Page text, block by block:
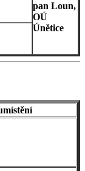
pan Loun,
OÚ
Únětice